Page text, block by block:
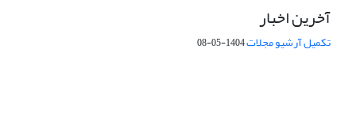
آخرین اخبار
تکمیل آرشیو مجلات1404-05-08